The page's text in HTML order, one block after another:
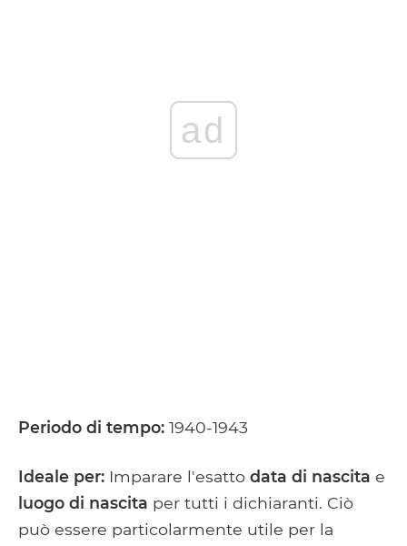
ad
Periodo di tempo: 1940-1943
Ideale per: Imparare l'esatto data di nascita e
luogo di nascita per tutti i dichiaranti. Ciò
può essere particolarmente utile per la